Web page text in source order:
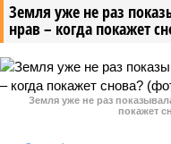
Земля уже не раз
нрав – когда покажет
Земля уже не раз
покажет